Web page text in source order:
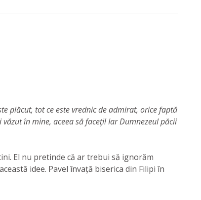
plăcut, tot ce este vrednic de admirat, orice faptă
în mine, aceea să faceţi! Iar Dumnezeul păcii
El nu pretinde că ar trebui să ignorăm
idee. Pavel învață biserica din Filipi în